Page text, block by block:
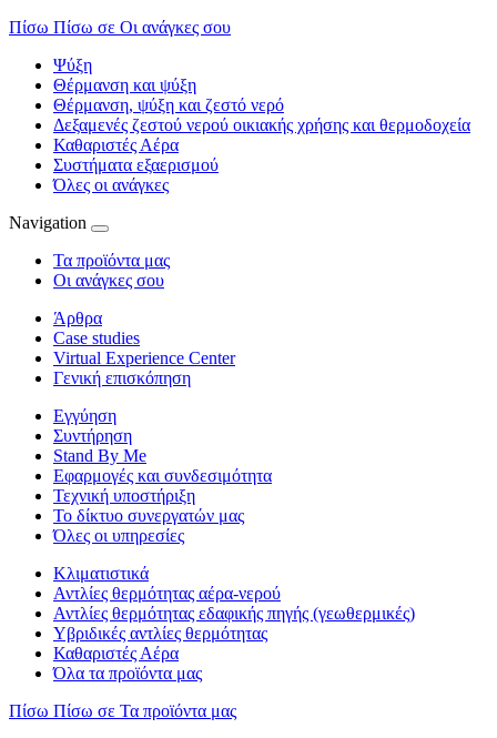
Πίσω Πίσω σε Οι ανάγκες σου
Ψύξη
Θέρμανση και ψύξη
Θέρμανση, ψύξη και ζεστό νερό
Δεξαμενές ζεστού νερού οικιακής χρήσης και θερμοδοχεία
Καθαριστές Αέρα
Συστήματα εξαερισμού
Όλες οι ανάγκες
Navigation
Τα προϊόντα μας
Οι ανάγκες σου
Άρθρα
Case studies
Virtual Experience Center
Γενική επισκόπηση
Εγγύηση
Συντήρηση
Stand By Me
Εφαρμογές και συνδεσιμότητα
Τεχνική υποστήριξη
Το δίκτυο συνεργατών μας
Όλες οι υπηρεσίες
Κλιματιστικά
Αντλίες θερμότητας αέρα-νερού
Αντλίες θερμότητας εδαφικής πηγής (γεωθερμικές)
Υβριδικές αντλίες θερμότητας
Καθαριστές Αέρα
Όλα τα προϊόντα μας
Πίσω Πίσω σε Τα προϊόντα μας